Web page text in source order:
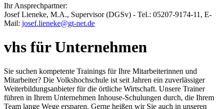
Ihr Ansprechpartner:
Josef Lieneke, M.A., Supervisor (DGSv) - Tel.: 05207-9174-11, E-
Mail: josef.lieneke@gt-net.de
vhs für Unternehmen
Sie suchen kompetente Trainings für Ihre Mitarbeiterinnen und
Mitarbeiter? Die Volkshochschule ist seit Jahren ein zuverlässiger
Weiterbildungsanbieter für die örtliche Wirtschaft. Unsere Trainer
führen in Ihrem Unternehmen Inhouse-Schulungen durch, die Ihrem
Team lange Wege ersparen. Gerne heißen wir Sie auch in unseren